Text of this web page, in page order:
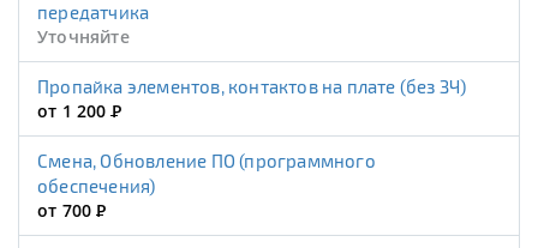
передатчика
Уточняйте
Пропайка элементов, контактов на плате (без ЗЧ)
от 1 200Р
Смена, Обновление ПО (программного
обеспечения)
от 700Р